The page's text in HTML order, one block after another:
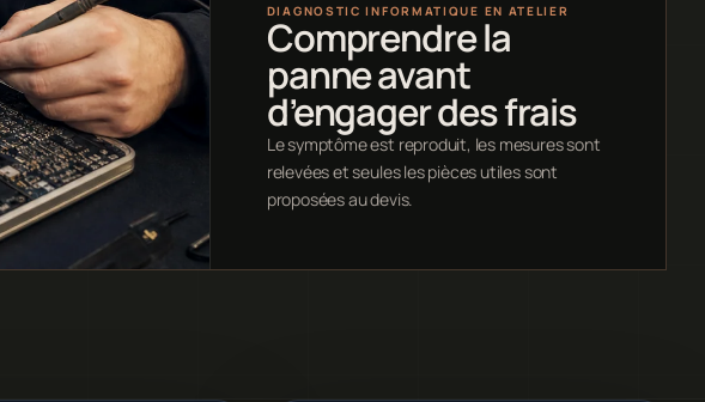
DIAGNOSTIC INFORMATIQUE EN ATELIER
Comprendre la
panne avant
d’engager des frais
Le symptôme est reproduit, les mesures sont
relevées et seules les pièces utiles sont
proposées au devis.